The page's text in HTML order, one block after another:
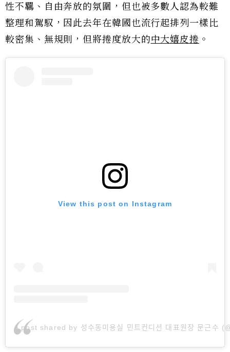
性不羈、自由奔放的氛圍，但也被多數人認為較難
整理和駕馭，因此去年在韓國也流行起排列一樣比
較密集、無規則，但將捲度放大的中大嬉皮捲 。
View this post on Instagram
A post shared by 성수동미용실 민트컨디션 대표원장 문근수